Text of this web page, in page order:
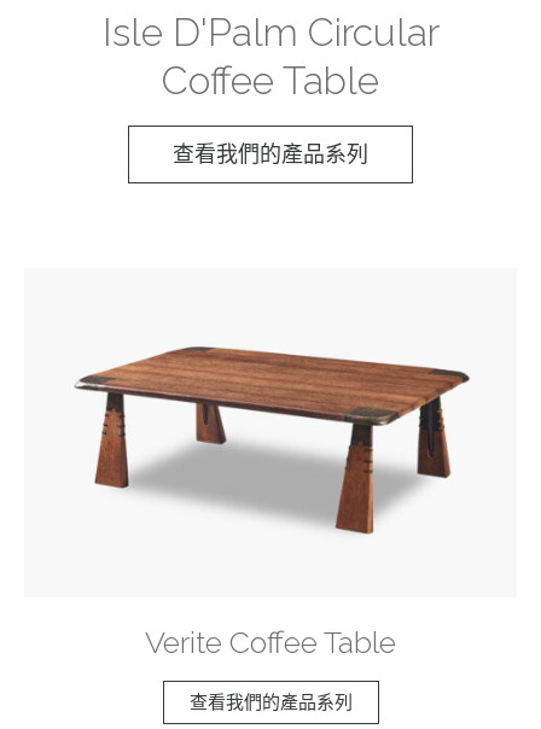
Isle D'Palm Circular
Coffee Table
查看我們的產品系列
Verite Coffee Table
查看我們的產品系列